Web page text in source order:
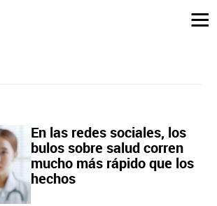
En las redes sociales, los
bulos sobre salud corren
mucho más rápido que los
hechos